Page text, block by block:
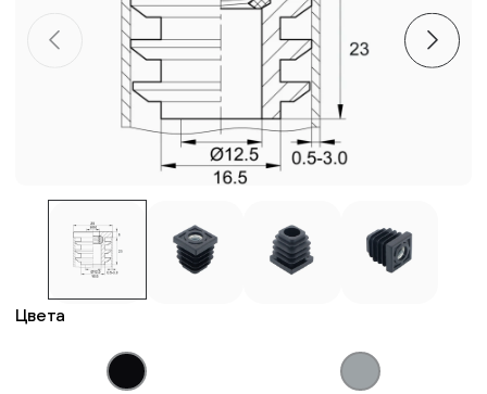
Цвета
Пластиковые столешницы для школьных парт
Комплектующие для мебели
Система выравнивания плитки
Дюбель